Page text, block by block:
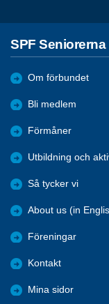
SPF Seniorerna
Om förbundet
Bli medlem
Förmåner
Utbildning och
Så tycker vi
About us (in
Föreningar
Kontakt
Mina sidor